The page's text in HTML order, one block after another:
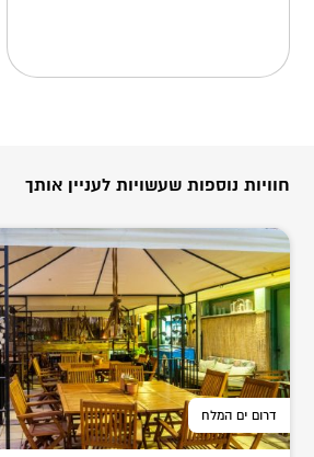
חוויות נוספות שעשויות לעניין אותך
דרום ים המלח